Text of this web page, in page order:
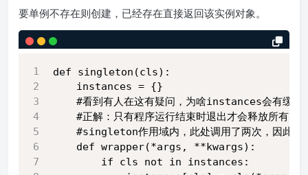
要单例不存在则创建，已经存在直接返回该实例对象。
def singleton(cls):
    instances = {}
#看到有人在这有疑问，为啥instances会有缓存
#正解：只有程序运行结束时退出才会释放所有
#singleton作用域内，此处调用了两次，因此在
    def wrapper(*args, **kwargs):
        if cls not in instances: